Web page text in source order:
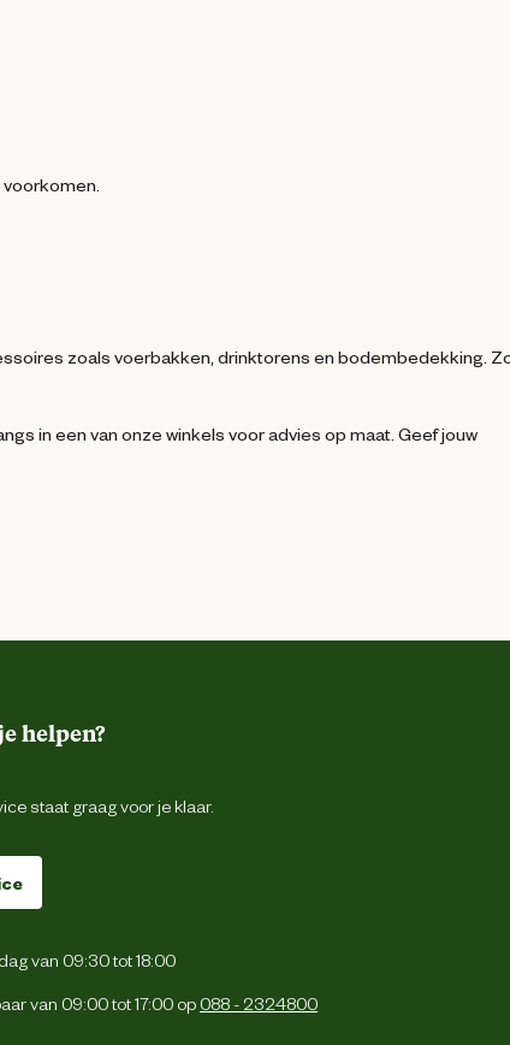
zoals voerbakken, drinktorens en bodembedekking.
in een van onze winkels voor advies op maat. Geef jouw
helpen?
staat graag voor je klaar.
van 09:30 tot 18:00
van 09:00 tot 17:00 op 088 - 2324800